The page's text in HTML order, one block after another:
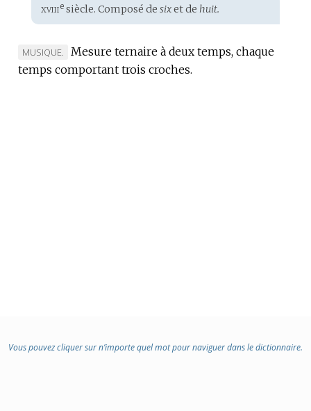
Étymologie
:
xviiiesiècle. Composé de sixet de huit.
MARQUE
DE
MUSIQUE.
Mesure ternaire à deux temps, chaque
temps comportant trois croches.
Vous pouvez cliquer sur n’importe quel mot pour naviguer dans le dictionnaire.